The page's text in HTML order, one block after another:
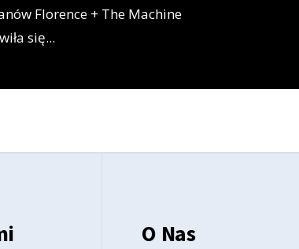
Florence + The Machine
się...
O Nas